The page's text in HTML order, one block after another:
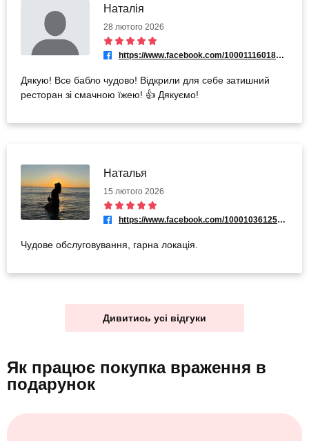
Наталія
28 лютого 2026
https://www.facebook.com/100011160189503
Дякую! Все бабло чудово! Відкрили для себе затишний
ресторан зі смачною їжею! 👍 Дякуємо!
Наталья
15 лютого 2026
https://www.facebook.com/100010361252531
Чудове обслуговування, гарна локація.
Дивитись усі відгуки
Як працює покупка враження в
подарунок